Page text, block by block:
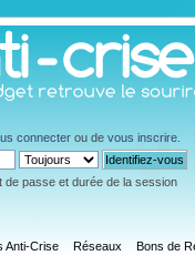
connecter ou de vous inscrire
de passe et durée de la session
Anti-Crise Réseaux Bons de